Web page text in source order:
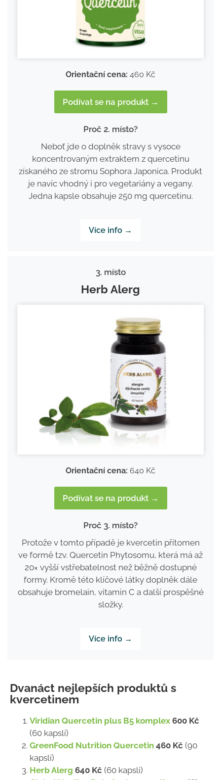
Orientační cena: 460 Kč
Podívat se na produkt →
Proč 2. místo?
Neboť jde o doplněk stravy s vysoce
koncentrovaným extraktem z quercetinu
získaného ze stromu Sophora Japonica. Produkt
je navíc vhodný i pro vegetariány a vegany.
Jedna kapsle obsahuje 250 mg quercetinu.
Více info →
3. místo
Herb Alerg
Orientační cena: 640 Kč
Podívat se na produkt →
Proč 3. místo?
Protože v tomto případě je kvercetin přítomen
ve formě tzv. Quercetin Phytosomu, která má až
20× vyšší vstřebatelnost než běžně dostupné
formy. Kromě této klíčové látky doplněk dále
obsahuje bromelain, vitamin C a další prospěšné
složky.
Více info →
Dvanáct nejlepších produktů s
kvercetinem
Viridian Quercetin plus B5 komplex 600 Kč
(60 kapslí)
GreenFood Nutrition Quercetin 460 Kč (90
kapslí)
Herb Alerg 640 Kč (60 kapslí)